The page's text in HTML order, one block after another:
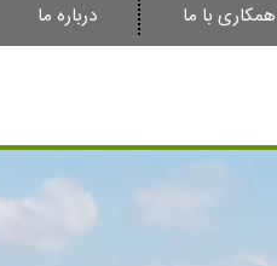
همکاری با ما درباره ما